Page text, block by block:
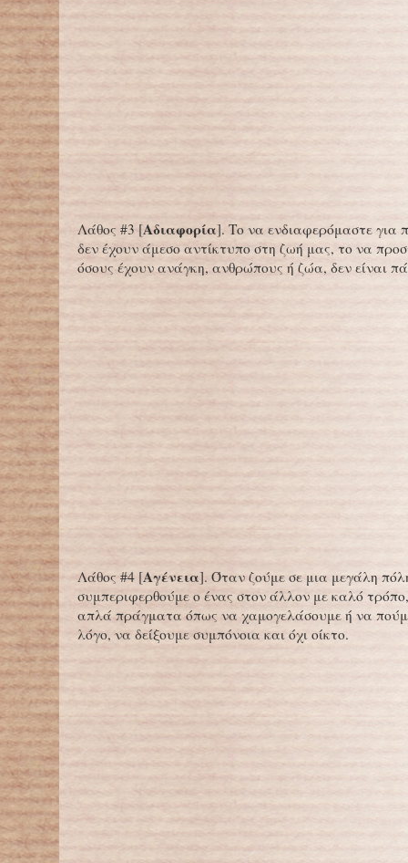
Λάθος #3 [Αδιαφορία]. Το να ενδιαφερόμαστε για
δεν έχουν άμεσο αντίκτυπο στη ζωή μας, το να
όσους έχουν ανάγκη, ανθρώπους ή ζώα, δεν είναι
Λάθος #4 [Αγένεια]. Όταν ζούμε σε μια μεγάλη
συμπεριφερθούμε ο ένας στον άλλον με καλό
απλά πράγματα όπως να χαμογελάσουμε ή να
λόγο, να δείξουμε συμπόνοια και όχι οίκτο.